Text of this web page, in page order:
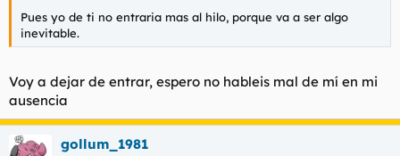
Pues yo de ti no entraria mas al hilo, porque va a ser algo
inevitable.
Voy a dejar de entrar, espero no hableis mal de mí en mi
ausencia
gollum_1981